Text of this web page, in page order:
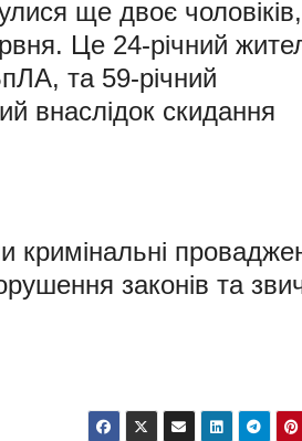
ще двоє чоловіків,
Це 24-річний
та 59-річний
внаслідок скидання
кримінальні
законів та